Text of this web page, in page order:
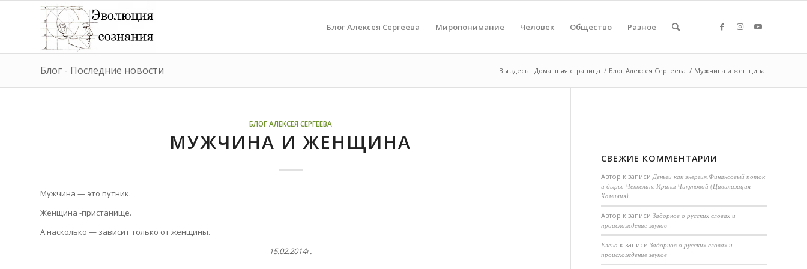
Блог Алексея Сергеева Миропонимание Человек Общество Разное
Блог - Последние новости Вы здесь: Домашняя страница / Блог Алексея Сергеева / Мужчина и женщина
БЛОГ АЛЕКСЕЯ СЕРГЕЕВА
МУЖЧИНА И ЖЕНЩИНА
Мужчина — это путник.
Женщина -пристанище.
А насколько — зависит только от женщины.
15.02.2014г.
СВЕЖИЕ КОММЕНТАРИИ
Автор к записиДеньги как энергия.Финансовый поток
и дыры. Ченнелинг Ирины Чикуновой (Цивилизация
Хамилия).
Aвтор к записиЗадорнов о русских словах и
происхождение звуков
Елена к записиЗадорнов о русских словах и
происхождение звуков